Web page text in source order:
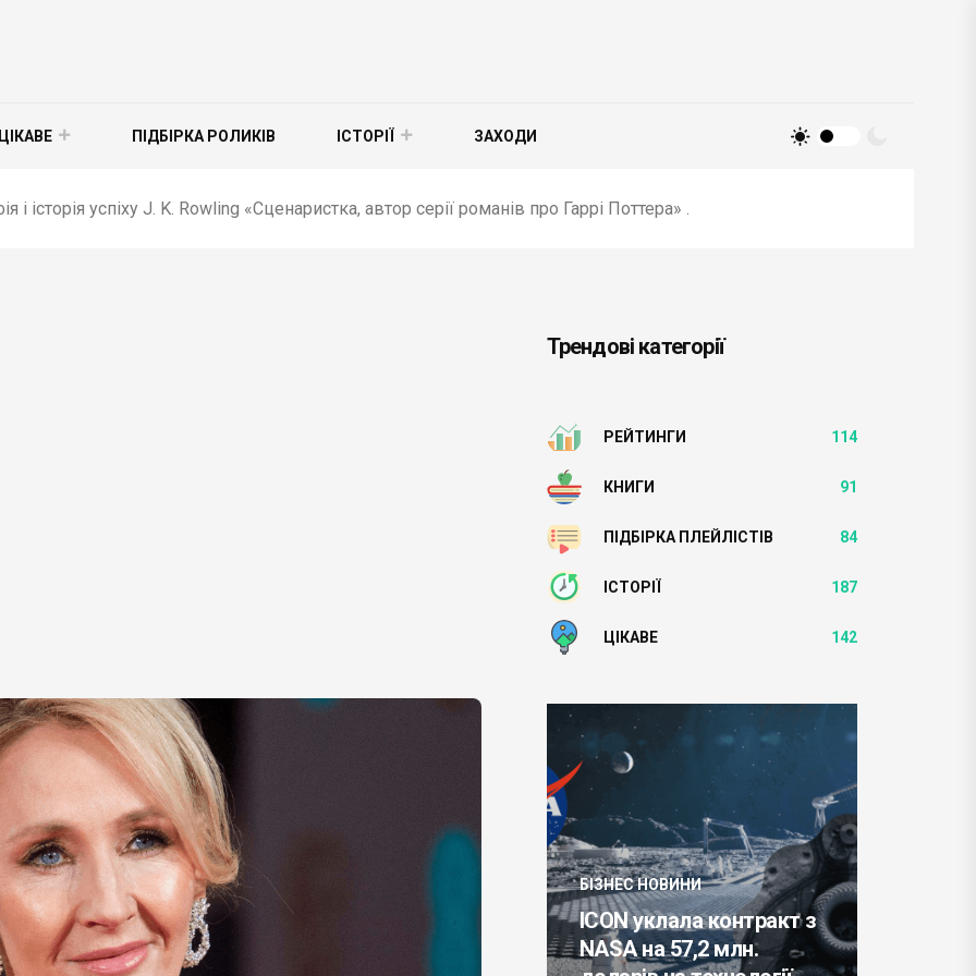
ЦІКАВЕ ПІДБІРКА РОЛИКІВ ІСТОРІЇ ЗАХОДИ
і історія успіху J. K. Rowling «Сценаристка, автор серії романів про Гаррі Поттера» .
Трендові категорії
РЕЙТИНГИ 114
КНИГИ 91
ПІДБІРКА ПЛЕЙЛІСТІВ 84
ІСТОРІЇ 187
ЦІКАВЕ 142
БІЗНЕС НОВИНИ
Китай починає
проектування
поновлюваних джерел
енергії в пустелі
ICON уклала контракт з
NASA на 57,2 млн.
БІЗНЕС НОВИНИ
Червневий дефіцит
торгового балансу в
єврозоні пов'язаний з